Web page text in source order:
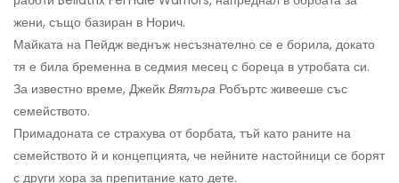
жени, също базиран в Норич.
Майката на Пейдж веднъж несъзнателно се е борила, докато
тя е била бременна в седмия месец с бореца в утробата си.
За известно време, Джейк Вятъра Робъртс живееше със
семейството.
Примадоната се страхува от борбата, тъй като раните на
семейството й и концепцията, че нейните настойници се борят
с други хора за препитание като дете.